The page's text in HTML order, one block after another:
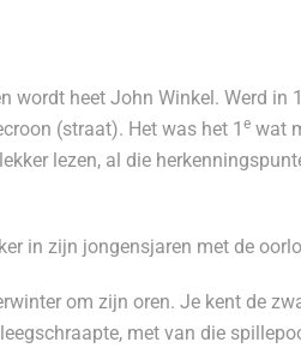
wordt heet John Winkel. Werd in
(straat). Het was het 1 e wat
lezen, al die
in zijn jongensjaren met de
om zijn oren. Je kent de
met van die